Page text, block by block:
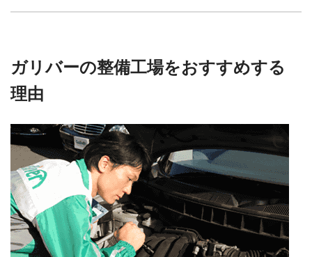
ガリバーの整備工場をおすすめする
理由